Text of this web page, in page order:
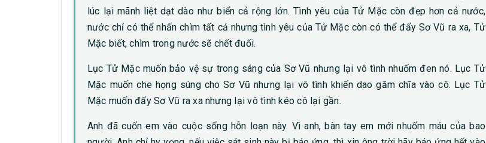
lúc lại mãnh liệt dạt dào như biển cả rộng lớn. Tình yêu của Tử Mặc còn đẹp hơn cả nước,
nước chỉ có thể nhấn chìm tất cả nhưng tình yêu của Tử Mặc còn có thể đẩy Sơ Vũ ra xa, Tử
Mặc biết, chìm trong nước sẽ chết đuối.
Lục Tử Mặc muốn bảo vệ sự trong sáng của Sơ Vũ nhưng lại vô tình nhuốm đen nó. Lục Tử
Mặc muốn che họng súng cho Sơ Vũ nhưng lại vô tình khiến dao găm chĩa vào cô. Lục Tử
Mặc muốn đẩy Sơ Vũ ra xa nhưng lại vô tình kéo cô lại gần.
Anh đã cuốn em vào cuộc sống hỗn loạn này. Vì anh, bàn tay em mới nhuốm máu của bao